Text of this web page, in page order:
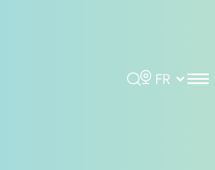
Rechercher
Choisir la